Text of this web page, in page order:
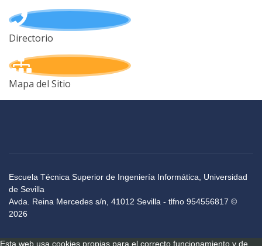
Directorio
Mapa del Sitio
Escuela Técnica Superior de Ingeniería Informática, Universidad
de Sevilla
Avda. Reina Mercedes s/n, 41012 Sevilla - tlfno 954556817 ©
2026
Esta web usa cookies propias para el correcto funcionamiento y de